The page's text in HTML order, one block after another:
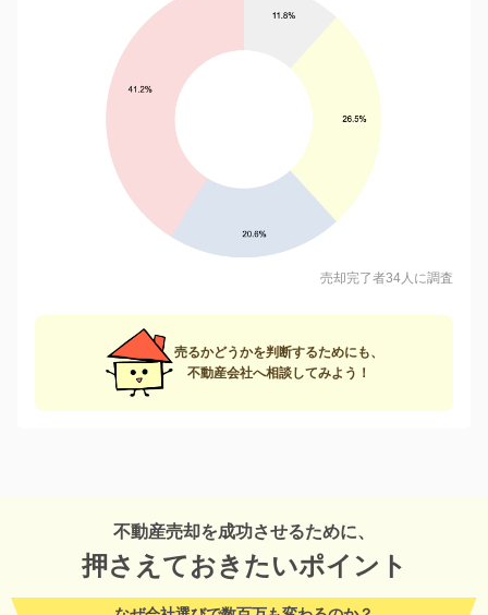
売却完了者34人に調査
売るかどうかを判断するためにも、
不動産会社へ相談してみよう！
不動産売却を成功させるために、
押さえておきたいポイント